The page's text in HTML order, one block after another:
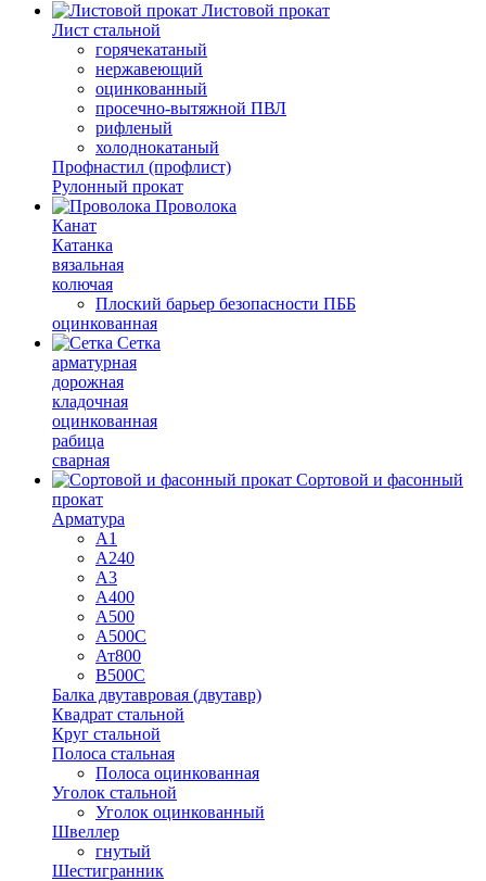
Листовой прокат
Лист стальной
горячекатаный
нержавеющий
оцинкованный
просечно-вытяжной ПВЛ
рифленый
холоднокатаный
Профнастил (профлист)
Рулонный прокат
Проволока
Канат
Катанка
вязальная
колючая
Плоский барьер безопасности ПББ
оцинкованная
Сетка
арматурная
дорожная
кладочная
оцинкованная
рабица
сварная
Сортовой и фасонный
прокат
Арматура
А1
А240
А3
А400
А500
А500С
Ат800
В500С
Балка двутавровая (двутавр)
Квадрат стальной
Круг стальной
Полоса стальная
Полоса оцинкованная
Уголок стальной
Уголок оцинкованный
Швеллер
гнутый
Шестигранник